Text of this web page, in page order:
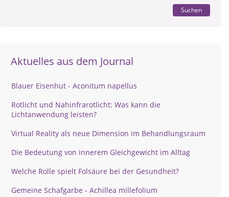
Suchen
Aktuelles aus dem Journal
Blauer Eisenhut - Aconitum napellus
Rotlicht und Nahinfrarotlicht: Was kann die
Lichtanwendung leisten?
Virtual Reality als neue Dimension im Behandlungsraum
Die Bedeutung von innerem Gleichgewicht im Alltag
Welche Rolle spielt Folsäure bei der Gesundheit?
Gemeine Schafgarbe - Achillea millefolium